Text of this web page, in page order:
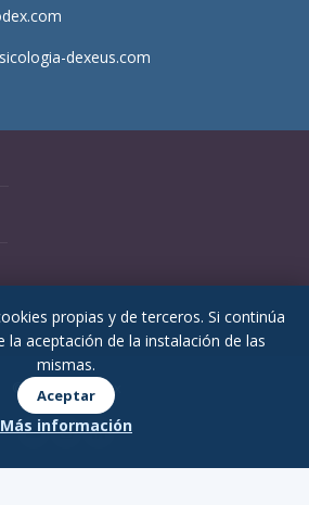
dexeus.com
© 2026 Psicodex
propias y de terceros. Si continúa
la aceptación de la instalación de las
mismas.
Aceptar
Más información